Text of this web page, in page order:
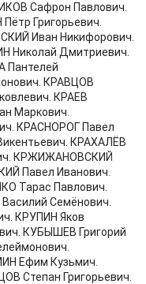
Сафрон Павлович.
Григорьевич.
Иван Никифорович.
Николай Дмитриевич.
Пантелей
КРАВЦОВ
КРАЕВ
Маркович.
КРАСНОРОГ Павел
КРАХАЛЁВ
КРЖИЖАНОВСКИЙ
Павел Иванович.
Тарас Павлович.
Семёнович.
КРУПИН Яков
КУБЫШЕВ Григорий
Ефим Кузьмич.
Степан Григорьевич.